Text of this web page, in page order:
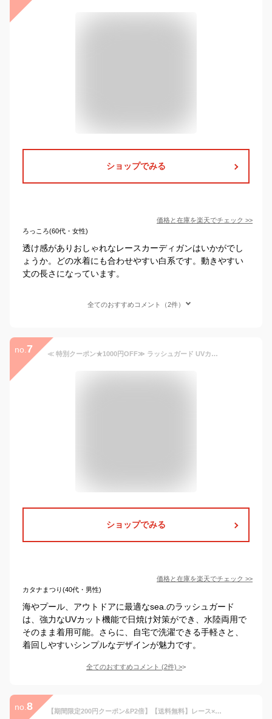
ショップでみる
価格と在庫を楽天でチェック >>
ろっころ(60代・女性)
透け感がありおしゃれなレースカーディガンはいかがでし
ょうか。どの水着にも合わせやすい白系です。動きやすい
丈の長さになっています。
全てのおすすめコメント（2件）
no. 7 ≪ 特別クーポン★1000円OFF≫ ラッシュガード UVカット UV対策 日焼け対策 日焼け シャツ レディース 水着 洗濯機OK 水陸両用 ママ プチプラ 羽織り 紫外線カット 紫外線対策 日除け 日よけ sea. シードット 海 プール 旅行 [S192]【送料無料】【メール便】
ショップでみる
価格と在庫を楽天でチェック >>
カタナまつり(40代・男性)
海やプール、アウトドアに最適なsea.のラッシュガード
は、強力なUVカット機能で日焼け対策ができ、水陸両用で
そのまま着用可能。さらに、自宅で洗濯できる手軽さと、
着回しやすいシンプルなデザインが魅力です。
全てのおすすめコメント (2件) >
no. 8 【期間限定200円クーポン&P2倍】【送料無料】レース×ジョーゼット水陸両用ガウン 羽織り 水陸両用 ラッシュガード 華奢見え 上品 水着 リゾート 20代 30代 40代 単品 体型カバー Mサイズ 長袖 レディース 日焼け防止 透け感 透け 透けコーデ